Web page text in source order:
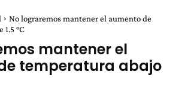
No lograremos mantener el aumento de
°C
mantener el
temperatura abajo